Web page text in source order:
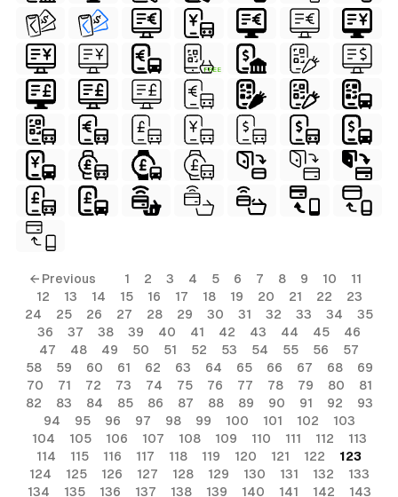
FREE
← Previous 1 2 3 4 5 6 7 8 9 10
11
12
13 14 15 16 17 18 19 20 21 22
23
24
25 26 27 28 29 30 31 32 33 34
35
36
37 38 39 40 41 42 43 44 45
46
47
48 49 50 51 52 53 54 55 56
57
58
59 60 61 62 63 64 65 66 67 68
69
70
71 72 73 74 75 76 77 78 79 80
81
82
83 84 85 86 87 88 89 90 91 92
93
94
95 96 97 98 99 100 101 102
103
104
105 106 107 108 109 110 111 112
113
114
115 116 117 118 119 120 121 122
123
124
125 126 127 128 129 130 131 132
133
134
135 136 137 138 139 140 141 142 143